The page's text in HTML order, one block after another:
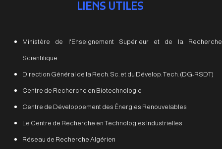
LIENS UTILES
Ministère de l'Enseignement Supérieur et de la Recherche
Scientifique
Direction Général de la Rech. Sc. et du Dévelop. Tech. (DG-RSDT)
Centre de Recherche en Biotechnologie
Centre de Développement des Énergies Renouvelables
Le Centre de Recherche en Technologies Industrielles
Réseau de Recherche Algérien